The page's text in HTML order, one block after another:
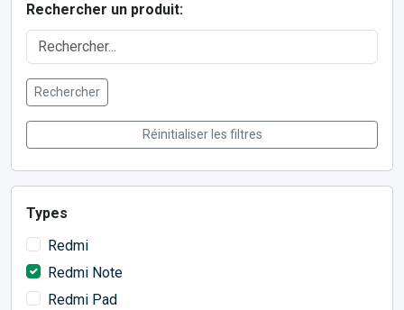
Rechercher un produit:
Rechercher
Réinitialiser les filtres
Types
Redmi
Redmi Note
Redmi Pad